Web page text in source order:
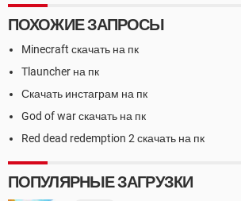
ПОХОЖИЕ ЗАПРОСЫ
Minecraft скачать на пк
Tlauncher на пк
Скачать инстаграм на пк
God of war скачать на пк
Red dead redemption 2 скачать на пк
ПОПУЛЯРНЫЕ ЗАГРУЗКИ